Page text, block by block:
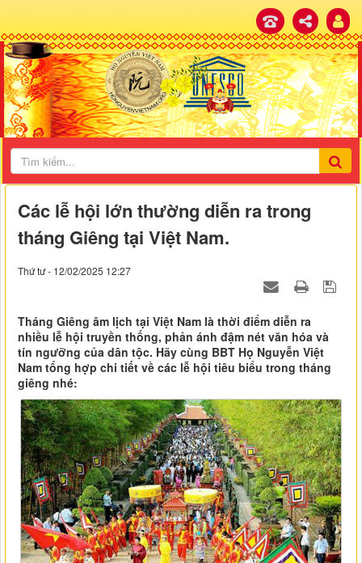
Các lễ hội lớn thường diễn ra trong
tháng Giêng tại Việt Nam.
Thứ tư - 12/02/2025 12:27
Tháng Giêng âm lịch tại Việt Nam là thời điểm diễn ra
nhiều lễ hội truyền thống, phản ánh đậm nét văn hóa và
tín ngưỡng của dân tộc. Hãy cùng BBT Họ Nguyễn Việt
Nam tổng hợp chi tiết về các lễ hội tiêu biểu trong tháng
giêng nhé: